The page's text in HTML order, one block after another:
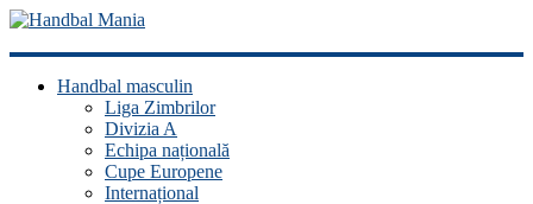
Handbal
ManiaHandbal masculin
Liga Zimbrilor
Divizia A
Echipa națională
Cupe Europene
Internațional